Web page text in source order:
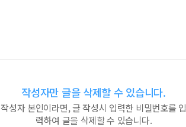
작성자만 글을 삭제할 수 있습니다.
작성자 본인이라면, 글 작성시 입력한 비밀번호를 입
력하여 글을 삭제할 수 있습니다.